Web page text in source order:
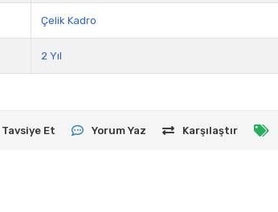
Çelik Kadro
2 Yıl
Tavsiye Et Yorum Yaz Karşılaştır